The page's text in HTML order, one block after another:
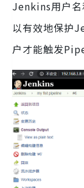
Jenkins用户
以有效地保护
户才能触发